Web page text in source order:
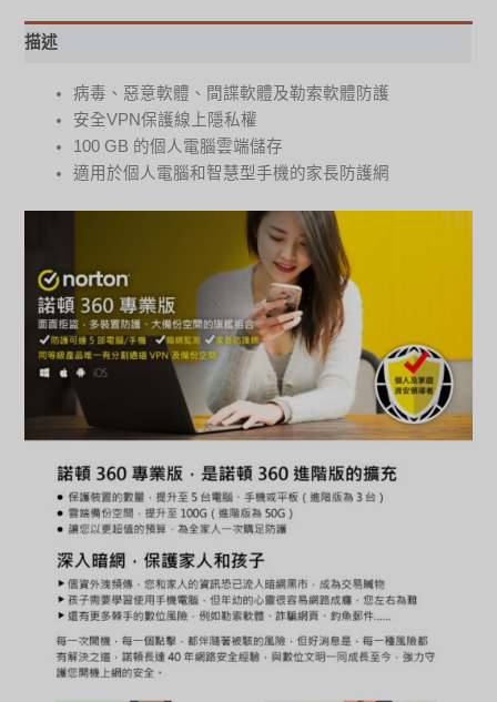
描述
病毒、惡意軟體、間諜軟體及勒索軟體防護
安全VPN保護線上隱私權
100 GB 的個人電腦雲端儲存
適用於個人電腦和智慧型手機的家長防護網